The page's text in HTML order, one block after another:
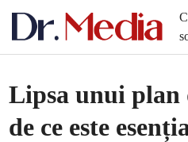
Lipsa unui plan
de ce este